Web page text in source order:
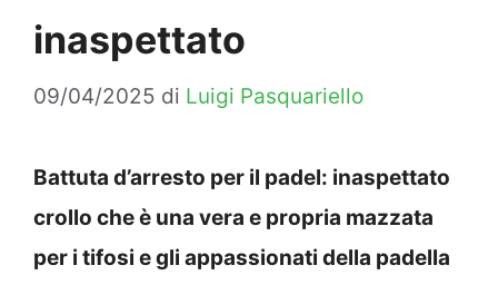
inaspettato
09/04/2025 di Luigi Pasquariello
Battuta d’arresto per il padel: inaspettato
crollo che è una vera e propria mazzata
per i tifosi e gli appassionati della padella